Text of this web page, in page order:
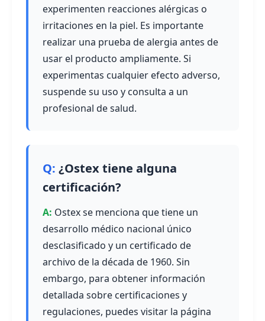
experimenten reacciones alérgicas o
irritaciones en la piel. Es importante
realizar una prueba de alergia antes de
usar el producto ampliamente. Si
experimentas cualquier efecto adverso,
suspende su uso y consulta a un
profesional de salud.
¿Ostex tiene alguna
certificación?
Ostex se menciona que tiene un
desarrollo médico nacional único
desclasificado y un certificado de
archivo de la década de 1960. Sin
embargo, para obtener información
detallada sobre certificaciones y
regulaciones, puedes visitar la página